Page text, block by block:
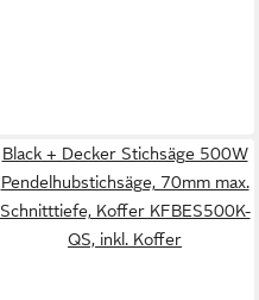
Black + Decker Stichsäge 500W
Pendelhubstichsäge, 70mm max.
Schnitttiefe, Koffer KFBES500K-
QS, inkl. Koffer